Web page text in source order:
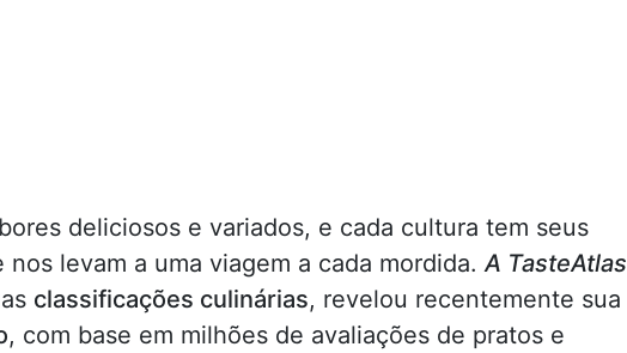
deliciosos e variados, e cada cultura tem seus
levam a uma viagem a cada mordida.A TasteAtlas
classificações culinárias, revelou recentemente sua
, com base em milhões de avaliações de pratos e